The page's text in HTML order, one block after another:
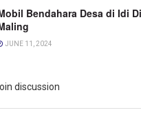
Bendahara Desa di Idi
JUNE 11, 2024
discussion